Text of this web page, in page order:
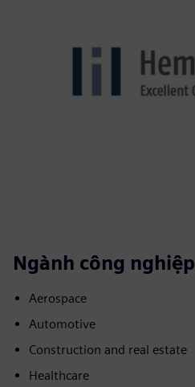
Ngành công nghiệp
Aerospace
Automotive
Construction and real estate
Healthcare